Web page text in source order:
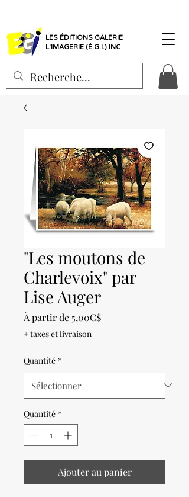
LES ÉDITIONS GALERIE
L'IMAGERIE (É.G.I.) INC
"Les moutons de
Charlevoix" par
Lise Auger
À partir de 5,00C$Prix
+ taxes et livraison
Quantité *
Quantité *
Ajouter au panier